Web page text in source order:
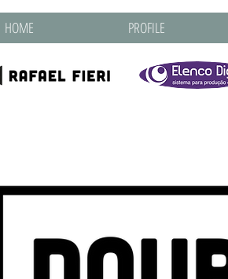
HOME PROFILE